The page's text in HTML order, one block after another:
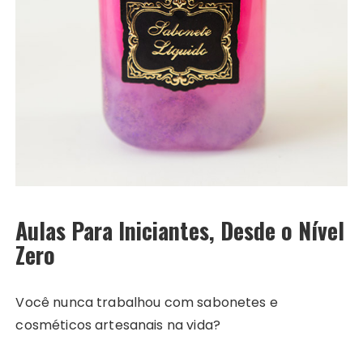
Aulas Para Iniciantes, Desde o Nível
Zero
Você nunca trabalhou com sabonetes e
cosméticos artesanais na vida?